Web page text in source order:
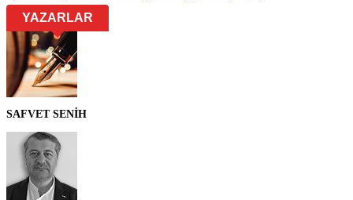
YAZARLAR
SAFVET SENİH